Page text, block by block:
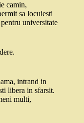
camin,
sa locuiesti
universitate
intrand in
libera in sfarsit.
multi,